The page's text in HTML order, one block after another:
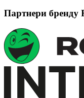
Партнери бренду